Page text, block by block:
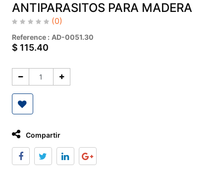
ANTIPARASITOS PARA MADERA
(0)
Reference : AD-0051.30
$ 115.40
Compartir